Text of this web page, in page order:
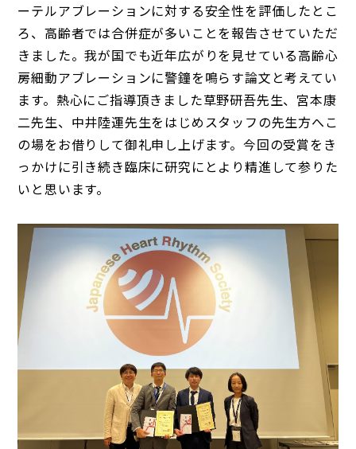
ーテルアブレーションに対する安全性を評価したとこ
ろ、高齢者では合併症が多いことを報告させていただ
きました。我が国でも近年広がりを見せている高齢心
房細動アブレーションに警鐘を鳴らす論文と考えてい
ます。熱心にご指導頂きました草野研吾先生、宮本康
二先生、中井陸運先生をはじめスタッフの先生方へこ
の場をお借りして御礼申し上げます。今回の受賞をき
っかけに引き続き臨床に研究にとより精進して参りた
いと思います。